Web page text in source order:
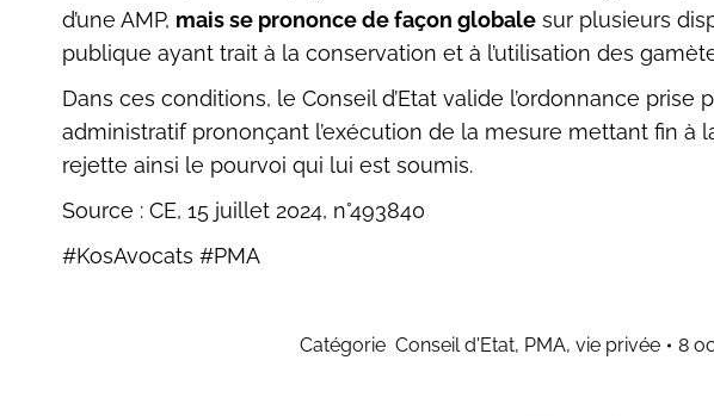
d’une AMP, mais se prononce de façon globale sur plusieurs
publique ayant trait à la conservation et à l’utilisation des
Dans ces conditions, le Conseil d’Etat valide l’ordonnance
administratif prononçant l’exécution de la mesure mettant fin à
rejette ainsi le pourvoi qui lui est soumis.
Source : CE, 15 juillet 2024, n°493840
#KosAvocats #PMA
Catégorie Conseil d'Etat, PMA, vie privée 8